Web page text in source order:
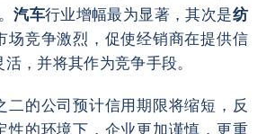
汽车行业增幅最为显著，其次是纺
场竞争激烈，促使经销商在提供信
，并将其作为竞争手段。
二的公司预计信用期限将缩短，反
性的环境下，企业更加谨慎，更重